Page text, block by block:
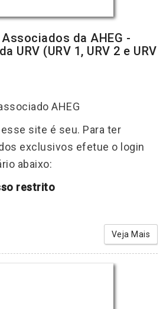
da AHEG -
URV (URV 1, URV 2 e URV
AHEG
site é seu. Para ter
exclusivos efetue o login
abaixo:
restrito
Veja Mais